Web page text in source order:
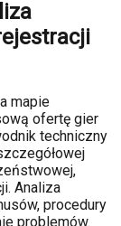
mapie
ofertę gier
techniczny
Analiza
procedury
problemów.